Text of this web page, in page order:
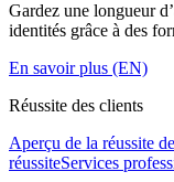
Gardez une longueur
identités grâce à des
En savoir plus (EN)
Réussite des clients
Aperçu de la réussite
réussiteServices